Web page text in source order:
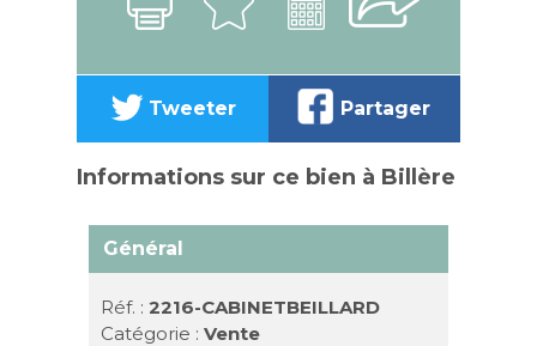
Tweeter Partager
Informations sur ce bien à Billère
Général
Réf. :2216-CABINETBEILLARD
Catégorie :Vente